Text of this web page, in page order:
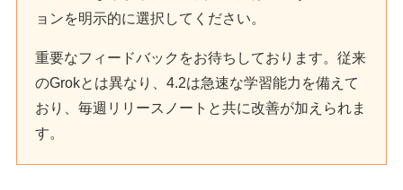
ョンを明示的に選択してください。
重要なフィードバックをお待ちしております。従来
のGrokとは異なり、4.2は急速な学習能力を備えて
おり、毎週リリースノートと共に改善が加えられま
す。